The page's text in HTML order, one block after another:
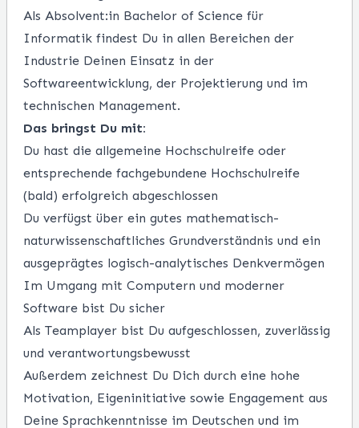
Als Absolvent:in Bachelor of Science für
Informatik findest Du in allen Bereichen der
Industrie Deinen Einsatz in der
Softwareentwicklung, der Projektierung und im
technischen Management.
Das bringst Du mit:
Du hast die allgemeine Hochschulreife oder
entsprechende fachgebundene Hochschulreife
(bald) erfolgreich abgeschlossen
Du verfügst über ein gutes mathematisch-
naturwissenschaftliches Grundverständnis und ein
ausgeprägtes logisch-analytisches Denkvermögen
Im Umgang mit Computern und moderner
Software bist Du sicher
Als Teamplayer bist Du aufgeschlossen, zuverlässig
und verantwortungsbewusst
Außerdem zeichnest Du Dich durch eine hohe
Motivation, Eigeninitiative sowie Engagement aus
Deine Sprachkenntnisse im Deutschen und im